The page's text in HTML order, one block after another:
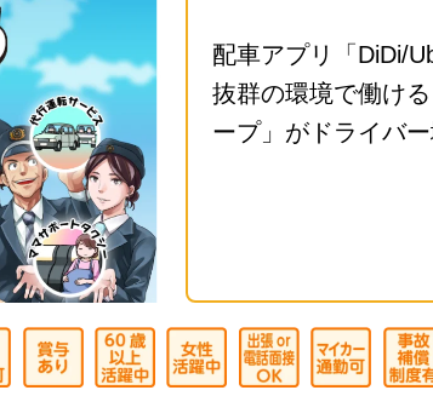
配車アプリ「DiDi/
抜群の環境で働け
ープ」がドライバ